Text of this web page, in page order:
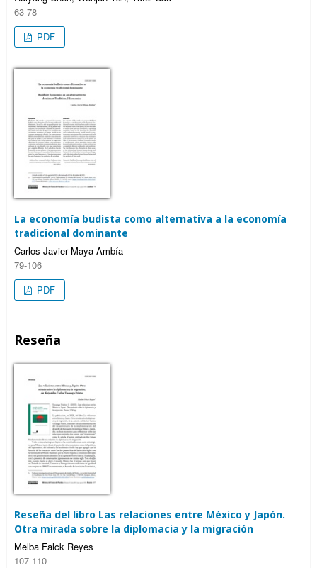
63-78
PDF
La economía budista como alternativa a la economía
tradicional dominante
Carlos Javier Maya Ambía
79-106
PDF
Reseña
Reseña del libro Las relaciones entre México y Japón.
Otra mirada sobre la diplomacia y la migración
Melba Falck Reyes
107-110